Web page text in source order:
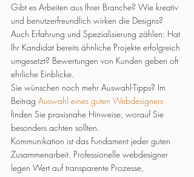
Gibt es Arbeiten aus Ihrer Branche? Wie kreativ
und benutzerfreundlich wirken die Designs?
Auch Erfahrung und Spezialisierung zählen: Hat
Ihr Kandidat bereits ähnliche Projekte erfolgreich
umgesetzt? Bewertungen von Kunden geben oft
ehrliche Einblicke.
Sie wünschen noch mehr Auswahl-Tipps? Im
Beitrag Auswahl eines guten Webdesigners
finden Sie praxisnahe Hinweise, worauf Sie
besonders achten sollten.
Kommunikation ist das Fundament jeder guten
Zusammenarbeit. Professionelle webdesigner
legen Wert auf transparente Prozesse,